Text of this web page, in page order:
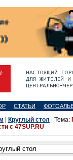
СТАТЬИ
Круглый стол | Тема:
с 47SUP.RU